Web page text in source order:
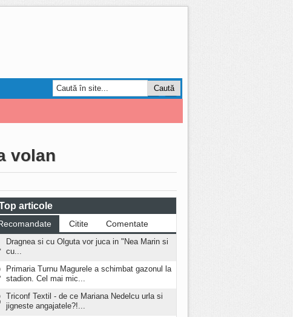
volan
articole
Citite Comentate
Dragnea si cu Olguta vor juca in "Nea Marin si
cu...
Primaria Turnu Magurele a schimbat gazonul la
stadion. Cel mai mic...
Triconf Textil - de ce Mariana Nedelcu urla si
jigneste angajatele?!...